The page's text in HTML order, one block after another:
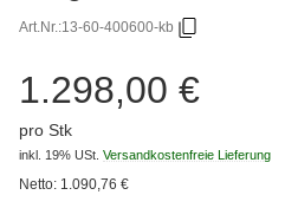
Art.Nr.:13-60-400600-kb
1.298,00 €
pro Stk
inkl. 19% USt. Versandkostenfreie Lieferung
Netto: 1.090,76 €